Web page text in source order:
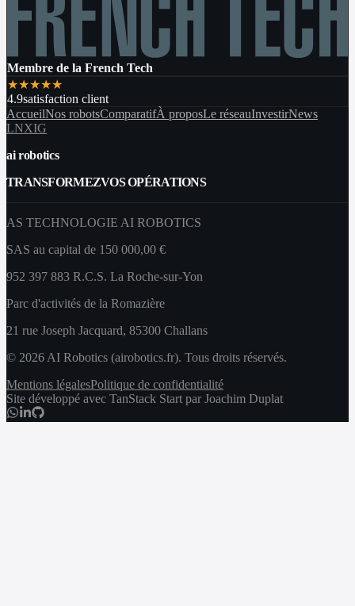
Membre de la French Tech
★★★★★
4.9satisfaction client
AccueilNos robotsComparatifÀ proposLe réseauInvestirNews
LNXIG
ai robotics
TRANSFORMEZVOS OPÉRATIONS
AS TECHNOLOGIE AI ROBOTICS
SAS au capital de 150 000,00 €
952 397 883 R.C.S. La Roche-sur-Yon
Parc d'activités de la Romazière
21 rue Joseph Jacquard, 85300 Challans
© 2026 AI Robotics (airobotics.fr). Tous droits réservés.
Mentions légalesPolitique de confidentialité
Site développé avec TanStack Start par Joachim Duplat